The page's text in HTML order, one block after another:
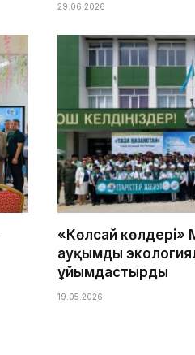
29.06.2026
«Көлсай
ауқымды
ұйымдастырды
19.05.2026